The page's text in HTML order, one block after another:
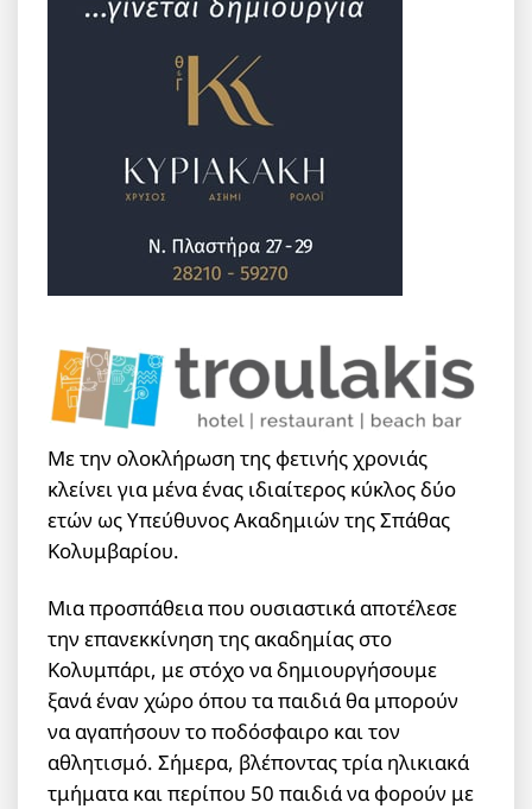
Με την ολοκλήρωση της φετινής χρονιάς
κλείνει για μένα ένας ιδιαίτερος κύκλος δύο
ετών ως Υπεύθυνος Ακαδημιών της Σπάθας
Κολυμβαρίου.
Μια προσπάθεια που ουσιαστικά αποτέλεσε
την επανεκκίνηση της ακαδημίας στο
Κολυμπάρι, με στόχο να δημιουργήσουμε
ξανά έναν χώρο όπου τα παιδιά θα μπορούν
να αγαπήσουν το ποδόσφαιρο και τον
αθλητισμό. Σήμερα, βλέποντας τρία ηλικιακά
τμήματα και περίπου 50 παιδιά να φορούν με